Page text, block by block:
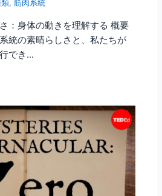
,筋肉系統
：身体の動きを理解する 概要
統の素晴らしさと、私たちが
でき…